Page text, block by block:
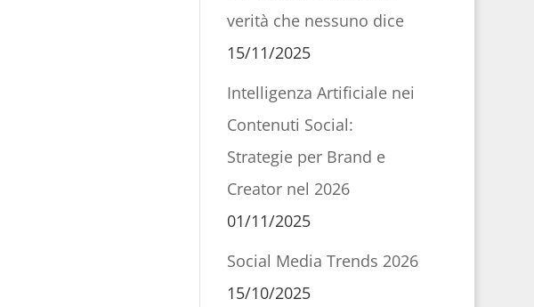
verità che nessuno dice
15/11/2025
Intelligenza Artificiale nei
Contenuti Social:
Strategie per Brand e
Creator nel 2026
01/11/2025
Social Media Trends 2026
15/10/2025